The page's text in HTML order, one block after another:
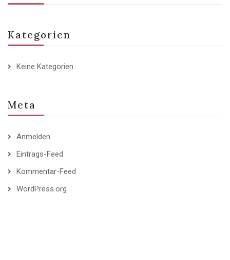
Kategorien
Keine Kategorien
Meta
Anmelden
Eintrags-Feed
Kommentar-Feed
WordPress.org